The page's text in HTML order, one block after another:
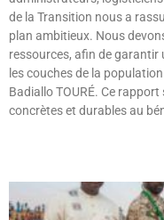
de la Transition nous a
plan ambitieux. Nous
ressources, afin de garantir
les couches de la
Badiallo TOURÉ. Ce
concrètes et durables au